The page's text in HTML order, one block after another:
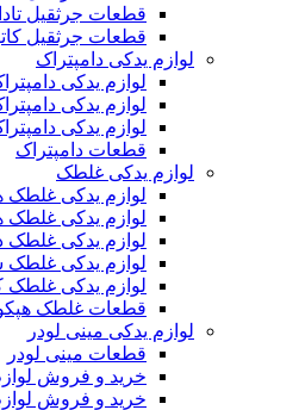
قطعات جرثقیل تادانو
قطعات جرثقیل کاتو
لوازم یدکی دامپتراک
لوازم یدکی دامپتراک کاترپیلار
لوازم یدکی دامپتراک ولوو
لوازم یدکی دامپتراک کوماتسو
قطعات دامپتراک
لوازم یدکی غلطک
لوازم یدکی غلطک هام
لوازم یدکی غلطک هپکو
لوازم یدکی غلطک دایناپاک
لوازم یدکی غلطک ساکایی
لوازم یدکی غلطک کوماتسو
قطعات غلطک هپکو
لوازم یدکی مینی لودر
قطعات مینی لودر
خرید و فروش لوازم یدکی
خرید و فروش لوازم یدکی